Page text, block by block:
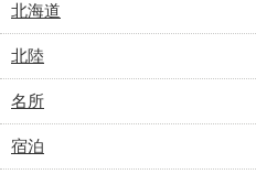
北海道
北陸
名所
宿泊